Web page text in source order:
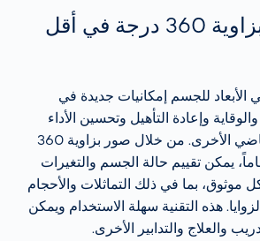
مسح للجسم بزاوية 360 درجة في أقل
الأبعاد للجسم إمكانيات جديدة في
وإعادة التأهيل وتحسين الأداء
وتطبيقات الطب الرياضي الأخرى. من خلال صور بزاوية 360
يمكن تقييم حالة الجسم والتغيرات
موثوق، بما في ذلك التماثلات والأحجام
هذه التقنية سهلة الاستخدام ويمكن
والعلاج والتدابير الأخرى.